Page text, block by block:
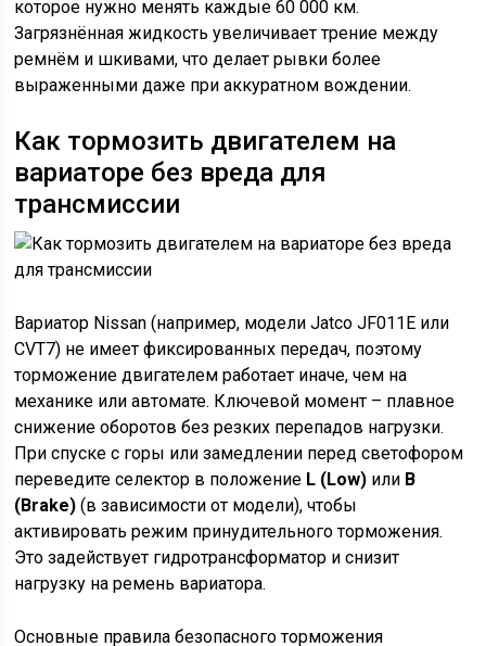
которое нужно менять каждые 60 000 км.
Загрязнённая жидкость увеличивает трение между
ремнём и шкивами, что делает рывки более
выраженными даже при аккуратном вождении.
Как тормозить двигателем на
вариаторе без вреда для
трансмиссии
Вариатор Nissan (например, модели Jatco JF011E или
CVT7) не имеет фиксированных передач, поэтому
торможение двигателем работает иначе, чем на
механике или автомате. Ключевой момент – плавное
снижение оборотов без резких перепадов нагрузки.
При спуске с горы или замедлении перед светофором
переведите селектор в положение L (Low) или B
(Brake) (в зависимости от модели), чтобы
активировать режим принудительного торможения.
Это задействует гидротрансформатор и снизит
нагрузку на ремень вариатора.
Основные правила безопасного торможения